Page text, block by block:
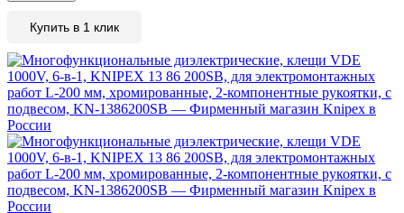
Купить в 1 клик